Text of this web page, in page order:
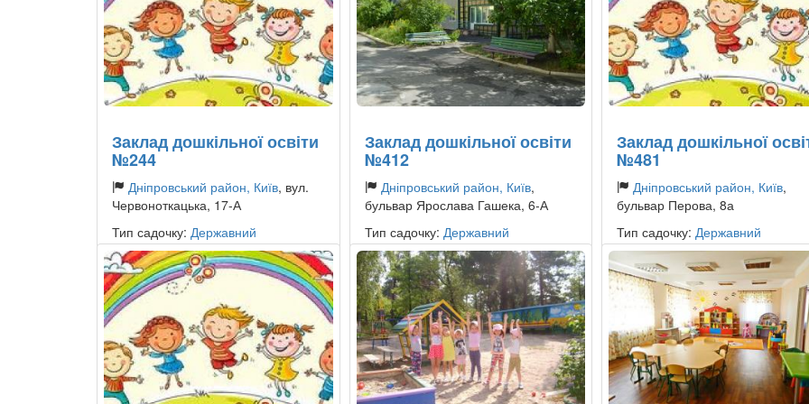
Заклад дошкільної освіти
№244
Дніпровський район, Київ, вул.
Червоноткацька, 17-А
Тип садочку: Державний
Заклад дошкільної освіти
№412
Дніпровський район, Київ,
бульвар Ярослава Гашека, 6-А
Тип садочку: Державний
Заклад дошкільної
№481
Дніпровський район, Київ,
бульвар Перова, 8а
Тип садочку:Державний